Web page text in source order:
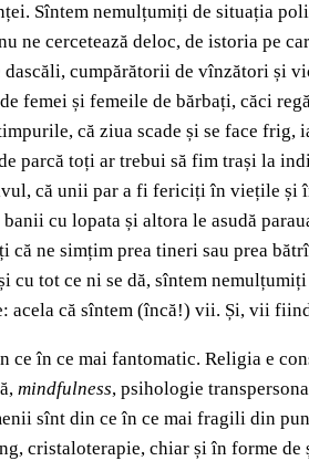
Sîntem nemulțumiți de situația
ne cercetează deloc, de istoria
cumpărătorii de vînzători și
femei și femeile de bărbați, căci
că ziua scade și se face
parcă toți ar trebui să fim trași la
că unii par a fi fericiți în viețile și
cu lopata și altora le asudă
ne simțim prea tineri sau prea
cu tot ce ni se dă, sîntem
că sîntem (încă!) vii. Și, vii
ce în ce mai fantomatic. Religia e
mindfulness, psihologie
sînt din ce în ce mai fragili din
cristaloterapie, chiar și în forme de